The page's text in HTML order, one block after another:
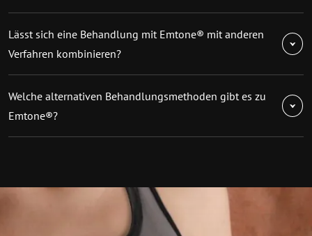
Lässt sich eine Behandlung mit Emtone® mit anderen
Verfahren kombinieren?
Welche alternativen Behandlungsmethoden gibt es zu
Emtone®?